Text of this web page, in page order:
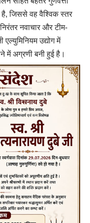
है, जिससे वह वैश्विक स्तर
नवाचार और टीम-
उद्योग में
में अग्रणी बनी हुई है।